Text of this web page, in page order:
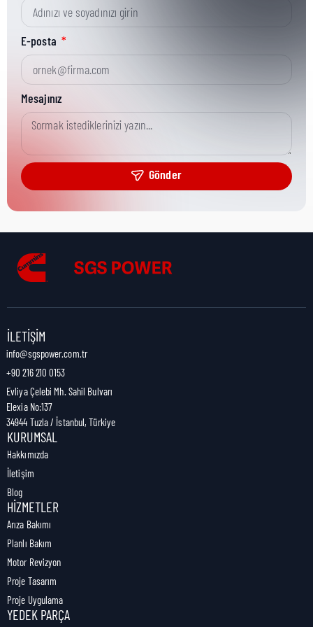
Kısa Parça No:
Ürün Grubu:
Ürün Kategorisi:
Nakliye Yüksekliği:
Nakliye Uzunluğu:
Nakliye Ağırlığı:
E-posta
Mesajınız
Gönder
İLETIŞIM
info@sgspower.com.tr
+90 216 210 0153
Evliya Çelebi Mh. Sahil Bulvarı
Elexia No:137
34944 Tuzla / İstanbul, Türkiye
KURUMSAL
Hakkımızda
İletişim
Blog
HIZMETLER
Arıza Bakımı
Planlı Bakım
Motor Revizyon
Proje Tasarım
Proje Uygulama
YEDEK PARÇA